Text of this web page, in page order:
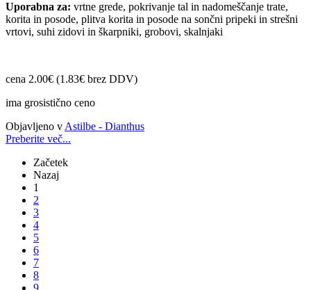
Uporabna za: vrtne grede, pokrivanje tal in nadomeščanje trate,
korita in posode, plitva korita in posode na sončni pripeki in strešni
vrtovi, suhi zidovi in škarpniki, grobovi, skalnjaki
cena 2.00€ (1.83€ brez DDV)
ima grosistično ceno
Objavljeno v Astilbe - Dianthus
Preberite več...
Začetek
Nazaj
1
2
3
4
5
6
7
8